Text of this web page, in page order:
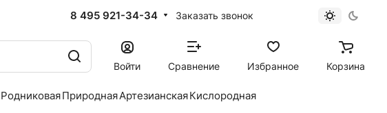
8 495 921-34-34 Заказать звонок
Войти Сравнение Избранное Корзина
РодниковаяПрироднаяАртезианскаяКислородная